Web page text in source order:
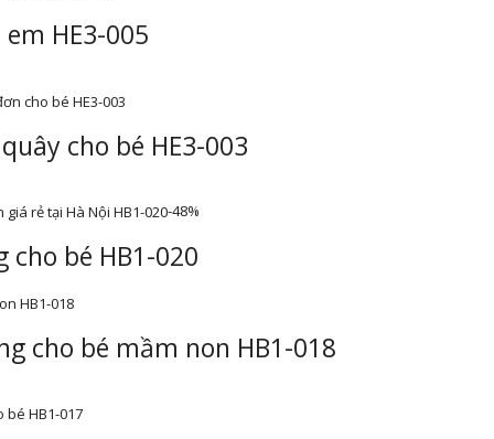
HE3-005
cho bé HE3-003
-48%
bé HB1-020
cho bé mầm non HB1-018